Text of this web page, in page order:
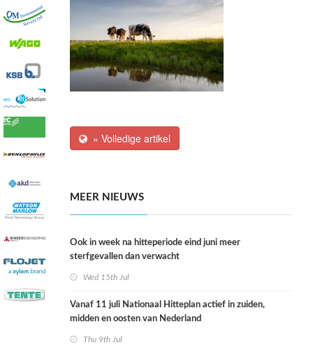
» Volledige artikel
MEER NIEUWS
Ook in week na hitteperiode eind juni meer
sterfgevallen dan verwacht
Wed 15th Jul
Vanaf 11 juli Nationaal Hitteplan actief in zuiden,
midden en oosten van Nederland
Thu 9th Jul